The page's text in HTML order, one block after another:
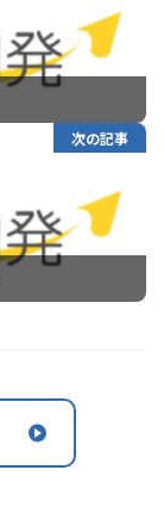
次の記事